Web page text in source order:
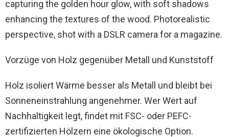
Vorzüge von Holz gegenüber Metall und Kunststoff
Holz isoliert Wärme besser als Metall und bleibt bei
Sonneneinstrahlung angenehmer. Wer Wert auf
Nachhaltigkeit legt, findet mit FSC- oder PEFC-
zertifizierten Hölzern eine ökologische Option.